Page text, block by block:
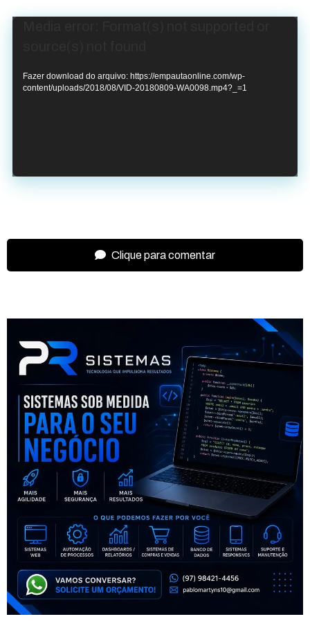
Tocador
Fazer download do arquivo: https://empautaonline.com/wp-
content/uploads/2018/08/VID-20180809-WA0098.mp4?_=1
Clique para comentar